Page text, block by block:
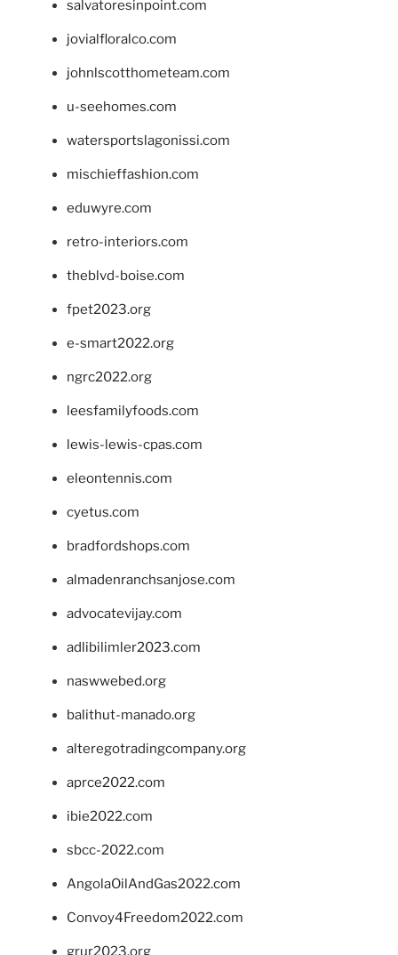
salvatoresinpoint.com
jovialfloralco.com
johnlscotthometeam.com
u-seehomes.com
watersportslagonissi.com
mischieffashion.com
eduwyre.com
retro-interiors.com
theblvd-boise.com
fpet2023.org
e-smart2022.org
ngrc2022.org
leesfamilyfoods.com
lewis-lewis-cpas.com
eleontennis.com
cyetus.com
bradfordshops.com
almadenranchsanjose.com
advocatevijay.com
adlibilimler2023.com
naswwebed.org
balithut-manado.org
alteregotradingcompany.org
aprce2022.com
ibie2022.com
sbcc-2022.com
AngolaOilAndGas2022.com
Convoy4Freedom2022.com
grur2023.org